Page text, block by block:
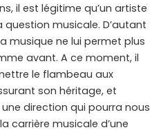
il est légitime qu’un artiste
musicale. D’autant
musique ne lui permet plus
avant. A ce moment, il
le flambeau aux
son héritage, et
direction qui pourra nous
carrière musicale d’une